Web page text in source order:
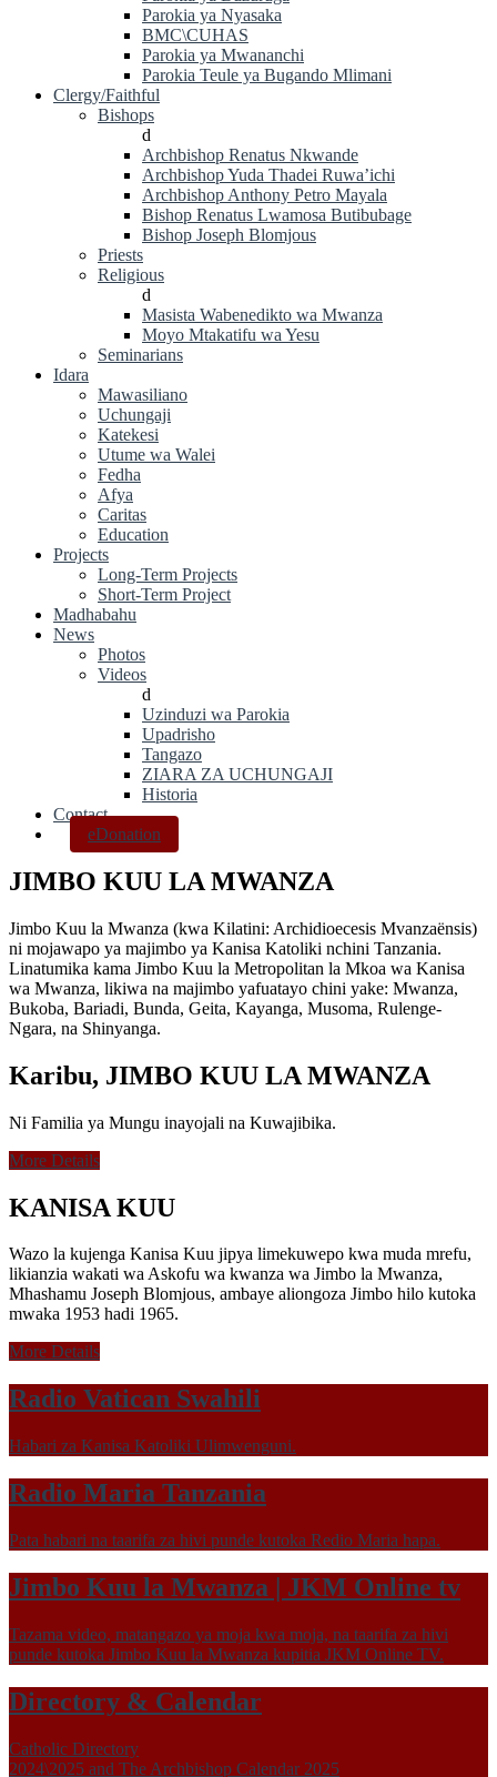
Parokia ya Nyasaka
BMC\CUHAS
Parokia ya Mwananchi
Parokia Teule ya Bugando Mlimani
Clergy/Faithful
Bishops
d
Archbishop Renatus Nkwande
Archbishop Yuda Thadei Ruwa’ichi
Archbishop Anthony Petro Mayala
Bishop Renatus Lwamosa Butibubage
Bishop Joseph Blomjous
Priests
Religious
d
Masista Wabenedikto wa Mwanza
Moyo Mtakatifu wa Yesu
Seminarians
Idara
Mawasiliano
Uchungaji
Katekesi
Utume wa Walei
Fedha
Afya
Caritas
Education
Projects
Long-Term Projects
Short-Term Project
Madhabahu
News
Photos
Videos
d
Uzinduzi wa Parokia
Upadrisho
Tangazo
ZIARA ZA UCHUNGAJI
Historia
Contact
eDonation
JIMBO KUU LA MWANZA
Jimbo Kuu la Mwanza (kwa Kilatini: Archidioecesis Mvanzaënsis)
ni mojawapo ya majimbo ya Kanisa Katoliki nchini Tanzania.
Linatumika kama Jimbo Kuu la Metropolitan la Mkoa wa Kanisa
wa Mwanza, likiwa na majimbo yafuatayo chini yake: Mwanza,
Bukoba, Bariadi, Bunda, Geita, Kayanga, Musoma, Rulenge-
Ngara, na Shinyanga.
Karibu, JIMBO KUU LA MWANZA
Ni Familia ya Mungu inayojali na Kuwajibika.
More Details
KANISA KUU
Wazo la kujenga Kanisa Kuu jipya limekuwepo kwa muda mrefu,
likianzia wakati wa Askofu wa kwanza wa Jimbo la Mwanza,
Mhashamu Joseph Blomjous, ambaye aliongoza Jimbo hilo kutoka
mwaka 1953 hadi 1965.
More Details
Radio Vatican Swahili
Habari za Kanisa Katoliki Ulimwenguni.
Radio Maria Tanzania
Pata habari na taarifa za hivi punde kutoka Redio Maria hapa.
Jimbo Kuu la Mwanza | JKM Online tv
Tazama video, matangazo ya moja kwa moja, na taarifa za hivi
punde kutoka Jimbo Kuu la Mwanza kupitia JKM Online TV.
Directory & Calendar
Catholic Directory
2024\2025 and The Archbishop Calendar 2025